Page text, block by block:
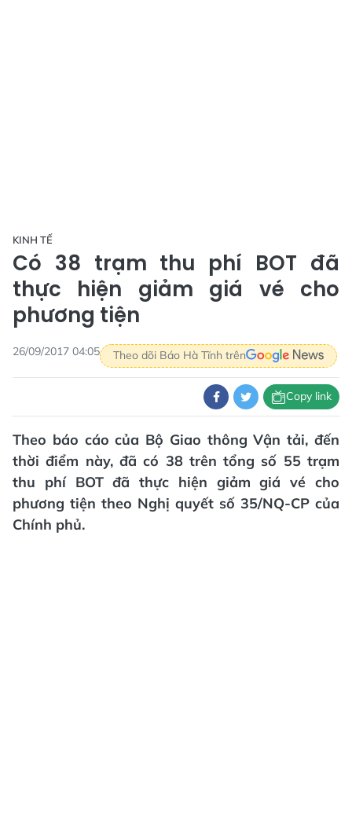
KINH TẾ
Có 38 trạm thu phí BOT đã
thực hiện giảm giá vé cho
phương tiện
26/09/2017 04:05 Theo dõi Báo Hà Tĩnh trên
Copy link
Theo báo cáo của Bộ Giao thông Vận tải, đến
thời điểm này, đã có 38 trên tổng số 55 trạm
thu phí BOT đã thực hiện giảm giá vé cho
phương tiện theo Nghị quyết số 35/NQ-CP của
Chính phủ.